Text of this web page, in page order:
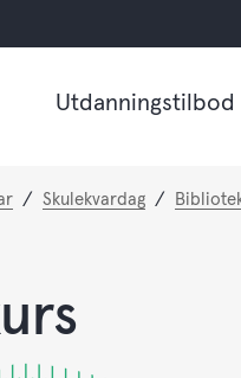
Utdanningstilbod
Skulekvardag